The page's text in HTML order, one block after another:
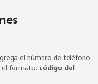
el número de teléfono
el formato: código del